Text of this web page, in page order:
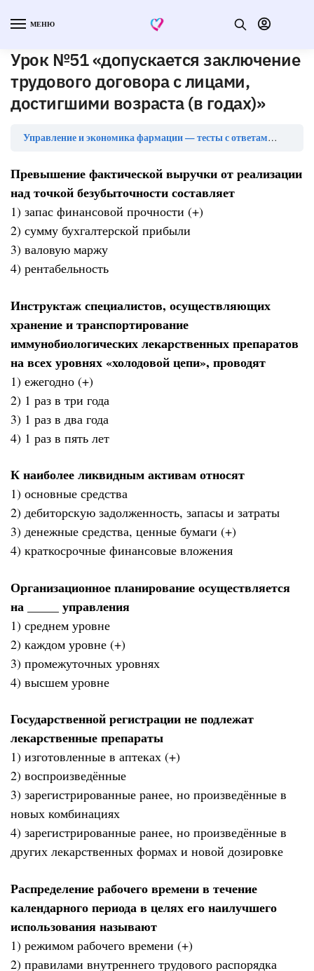
МЕНЮ
Урок №51 «допускается заключение
трудового договора с лицами,
достигшими возраста (в годах)»
Управление и экономика фармации — тесты с ответами
Превышение фактической выручки от реализации
над точкой безубыточности составляет
1) запас финансовой прочности (+)
2) сумму бухгалтерской прибыли
3) валовую маржу
4) рентабельность
Инструктаж специалистов, осуществляющих
хранение и транспортирование
иммунобиологических лекарственных препаратов
на всех уровнях «холодовой цепи», проводят
1) ежегодно (+)
2) 1 раз в три года
3) 1 раз в два года
4) 1 раз в пять лет
К наиболее ликвидным активам относят
1) основные средства
2) дебиторскую задолженность, запасы и затраты
3) денежные средства, ценные бумаги (+)
4) краткосрочные финансовые вложения
Организационное планирование осуществляется
на _____ управления
1) среднем уровне
2) каждом уровне (+)
3) промежуточных уровнях
4) высшем уровне
Государственной регистрации не подлежат
лекарственные препараты
1) изготовленные в аптеках (+)
2) воспроизведённые
3) зарегистрированные ранее, но произведённые в
новых комбинациях
4) зарегистрированные ранее, но произведённые в
других лекарственных формах и новой дозировке
Распределение рабочего времени в течение
календарного периода в целях его наилучшего
использования называют
1) режимом рабочего времени (+)
2) правилами внутреннего трудового распорядка